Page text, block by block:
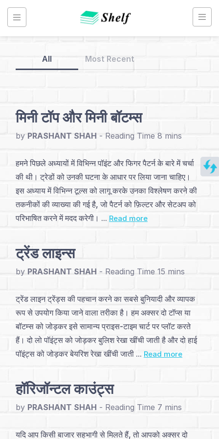
Skip
content
Point
Figure
Chart
-
Hindi
परिचय
और
मूलभूत
पैटर्न्स
प्रमुख
पैटर्न्स
All Most Recent
मिनी टॉप और मिनी बॉटम्स
by PRASHANT SHAH -
हमने पिछले अध्यायों में विभिन्न पॉइंट और फिगर पैटर्न के बारे में चर्चा
की थी। ट्रेडों को उनकी घटना के आधार पर लिया जाना चाहिए।
इस अध्याय में विभिन्न टूल्स को लागू करके उनका विश्लेषण करने की
तकनीकों की व्याख्या की गई है, जो पैटर्न को फ़िल्टर और सेटअप को
परिभाषित करने में मदद करेगी। ... Read more
ट्रेंड लाइन्स
by PRASHANT SHAH -
ट्रेंड लाइन ट्रेंड्स की पहचान करने का सबसे बुनियादी और व्यापक
रूप से उपयोग किया जाने वाला तरीका है। हम अक्सर दो टॉप्स या
बॉटम्स को जोड़कर इसे सामान्य प्राइस-टाइम चार्ट पर प्लॉट करते
हैं। दो लो पॉइंट्स को जोड़कर बुलिश रेखा खींची जाती है और दो हाई
पॉइंट्स को जोड़कर बेयरिश रेखा खींची जाती ... Read more
हॉरिजॉन्टल काउंट्स
by PRASHANT SHAH -
यदि आप किसी बाजार सहभागी से मिलते हैं, तो आपको अक्सर दो